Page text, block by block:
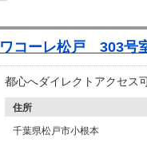
ワコーレ松戸 303号
都心へダイレクトアクセス
住所
千葉県松戸市小根本